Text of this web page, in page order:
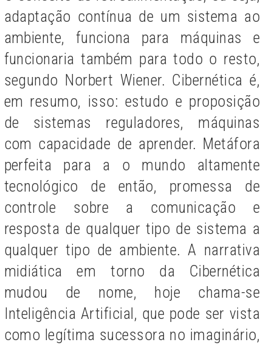
adaptação contínua de um sistema ao
ambiente, funciona para máquinas e
funcionaria também para todo o resto,
segundo Norbert Wiener. Cibernética é,
em resumo, isso: estudo e proposição
de sistemas reguladores, máquinas
com capacidade de aprender. Metáfora
perfeita para a o mundo altamente
tecnológico de então, promessa de
controle sobre a comunicação e
resposta de qualquer tipo de sistema a
qualquer tipo de ambiente. A narrativa
midiática em torno da Cibernética
mudou de nome, hoje chama-se
Inteligência Artificial, que pode ser vista
como legítima sucessora no imaginário,